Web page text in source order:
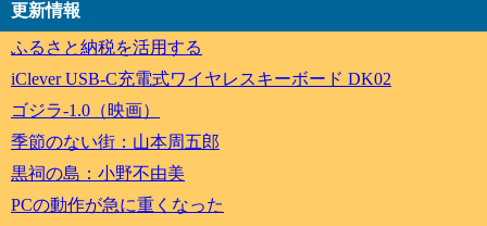
更新情報
ふるさと納税を活用する
iClever USB-C充電式ワイヤレスキーボード DK02
ゴジラ-1.0（映画）
季節のない街：山本周五郎
黒祠の島：小野不由美
PCの動作が急に重くなった